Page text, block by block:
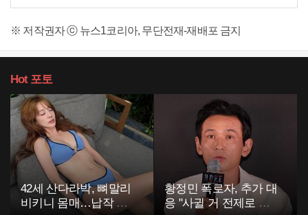
※ 저작권자 ⓒ 뉴스1코리아, 무단전재-재배포 금지
Hot포토
42세 산다라박, 뼈말리
비키니 몸매…납작 복
황정민 폭로자, 추가 대
응 "사귈 거 전제로 하